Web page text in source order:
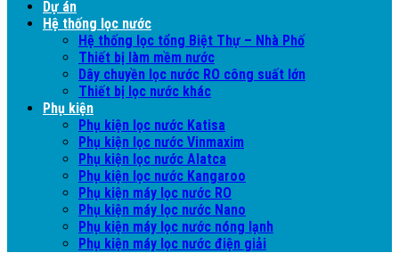
Dự án
Hệ thống lọc nước
Hệ thống lọc tổng Biệt Thự – Nhà Phố
Thiết bị làm mềm nước
Dây chuyền lọc nước RO công suất lớn
Thiết bị lọc nước khác
Phụ kiện
Phụ kiện lọc nước Katisa
Phụ kiện lọc nước Vinmaxim
Phụ kiện lọc nước Alatca
Phụ kiện lọc nước Kangaroo
Phụ kiện máy lọc nước RO
Phụ kiện máy lọc nước Nano
Phụ kiện máy lọc nước nóng lạnh
Phụ kiện máy lọc nước điện giải